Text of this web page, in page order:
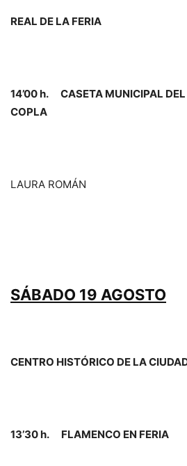
REAL DE LA FERIA
14’00 h. CASETA MUNICIPAL
COPLA
LAURA ROMÁN
SÁBADO 19 AGOSTO
CENTRO HISTÓRICO DE LA
13’30 h.